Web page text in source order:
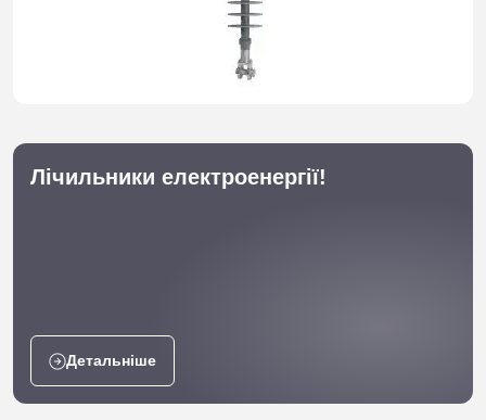
Лічильники електроенергії!
Детальніше